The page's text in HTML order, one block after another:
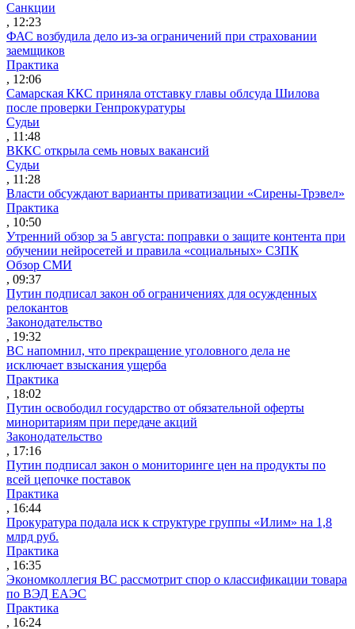
Санкции
, 12:23
ФАС возбудила дело из-за ограничений при страховании
заемщиков
Практика
, 12:06
Самарская ККС приняла отставку главы облсуда Шилова
после проверки Генпрокуратуры
Судьи
, 11:48
ВККС открыла семь новых вакансий
Судьи
, 11:28
Власти обсуждают варианты приватизации «Сирены-Трэвел»
Практика
, 10:50
Утренний обзор за 5 августа: поправки о защите контента при
обучении нейросетей и правила «социальных» СЗПК
Обзор СМИ
, 09:37
Путин подписал закон об ограничениях для осужденных
релокантов
Законодательство
, 19:32
ВС напомнил, что прекращение уголовного дела не
исключает взыскания ущерба
Практика
, 18:02
Путин освободил государство от обязательной оферты
миноритариям при передаче акций
Законодательство
, 17:16
Путин подписал закон о мониторинге цен на продукты по
всей цепочке поставок
Практика
, 16:44
Прокуратура подала иск к структуре группы «Илим» на 1,8
млрд руб.
Практика
, 16:35
Экономколлегия ВС рассмотрит спор о классификации товара
по ВЭД ЕАЭС
Практика
, 16:24